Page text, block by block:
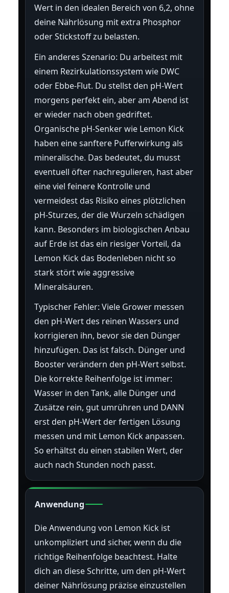
Wert in den idealen Bereich von 6,2, ohne
deine Nährlösung mit extra Phosphor
oder Stickstoff zu belasten.
Ein anderes Szenario: Du arbeitest mit
einem Rezirkulationssystem wie DWC
oder Ebbe-Flut. Du stellst den pH-Wert
morgens perfekt ein, aber am Abend ist
er wieder nach oben gedriftet.
Organische pH-Senker wie Lemon Kick
haben eine sanftere Pufferwirkung als
mineralische. Das bedeutet, du musst
eventuell öfter nachregulieren, hast aber
eine viel feinere Kontrolle und
vermeidest das Risiko eines plötzlichen
pH-Sturzes, der die Wurzeln schädigen
kann. Besonders im biologischen Anbau
auf Erde ist das ein riesiger Vorteil, da
Lemon Kick das Bodenleben nicht so
stark stört wie aggressive
Mineralsäuren.
Typischer Fehler: Viele Grower messen
den pH-Wert des reinen Wassers und
korrigieren ihn, bevor sie den Dünger
hinzufügen. Das ist falsch. Dünger und
Booster verändern den pH-Wert selbst.
Die korrekte Reihenfolge ist immer:
Wasser in den Tank, alle Dünger und
Zusätze rein, gut umrühren und DANN
erst den pH-Wert der fertigen Lösung
messen und mit Lemon Kick anpassen.
So erhältst du einen stabilen Wert, der
auch nach Stunden noch passt.
Anwendung
Die Anwendung von Lemon Kick ist
unkompliziert und sicher, wenn du die
richtige Reihenfolge beachtest. Halte
dich an diese Schritte, um den pH-Wert
deiner Nährlösung präzise einzustellen